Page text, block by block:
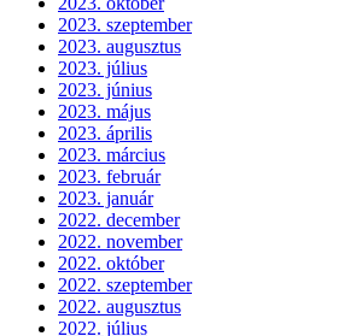
2023. szeptember
2023. augusztus
2023. július
2023. június
2023. május
2023. április
2023. március
2023. február
2023. január
2022. december
2022. november
2022. október
2022. szeptember
2022. augusztus
2022. július